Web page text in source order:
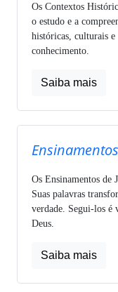
Os Contextos
o estudo e a
históricas, culturais e
conhecimento.
Saiba mais
Os Ensinamentos de
Suas palavras
verdade. Segui-los é
Deus.
Saiba mais